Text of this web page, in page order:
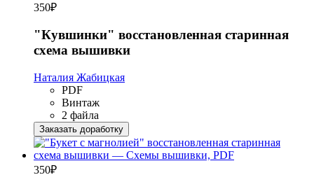
350₽
"Кувшинки" восстановленная старинная
схема вышивки
Наталия Жабицкая
PDF
Винтаж
2 файла
Заказать доработку
350₽